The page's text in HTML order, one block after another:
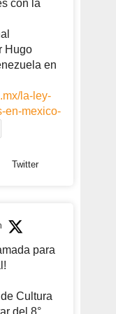
con la
Hugo
en
la-ley-
en-mexico-
Twitter
para
Cultura
del 8°